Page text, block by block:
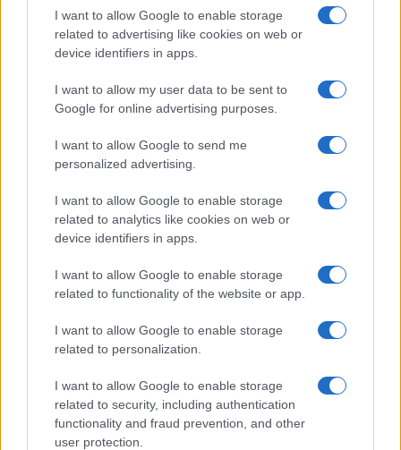
I want to allow Google to enable storage
related to advertising like cookies on web or
device identifiers in apps.
I want to allow my user data to be sent to
Google for online advertising purposes.
I want to allow Google to send me
personalized advertising.
I want to allow Google to enable storage
related to analytics like cookies on web or
device identifiers in apps.
I want to allow Google to enable storage
related to functionality of the website or app.
I want to allow Google to enable storage
related to personalization.
I want to allow Google to enable storage
related to security, including authentication
functionality and fraud prevention, and other
user protection.
Brent cai 8.3% e arrasta petróleo e ouro para baixo
Rafael Oliveira · 7 ago 2026
COTAÇÕES CRYPTO
Nome Preço
Kinza Babylon Staked BTC